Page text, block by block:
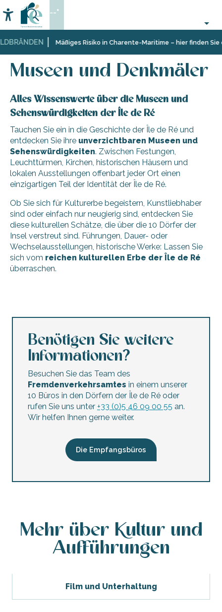
au
contenu
principal
Mäßiges Risiko in Charente-Maritime – hier finden Sie
Accessibilité
Suche
--°
Startseite
Organisieren
Aktivitäten
und
Sehenswürdigkeiten,
Kultur
Museen und Denkmäler
Museen und Denkmäler
Alles Wissenswerte über die Museen und
Sehenswürdigkeiten der Île de Ré
Tauchen Sie ein in die Geschichte der Île de Ré und
entdecken Sie ihre unverzichtbaren Museen und
Sehenswürdigkeiten. Zwischen Festungen,
Leuchttürmen, Kirchen, historischen Häusern und
lokalen Ausstellungen offenbart jeder Ort einen
einzigartigen Teil der Identität der Île de Ré.
Ob Sie sich für Kulturerbe begeistern, Kunstliebhaber
sind oder einfach nur neugierig sind, entdecken Sie
diese kulturellen Schätze, die über die 10 Dörfer der
Insel verstreut sind. Führungen, Dauer- oder
Wechselausstellungen, historische Werke: Lassen Sie
sich vom reichen kulturellen Erbe der Île de Ré
überraschen.
Redoute de Sablanceaux
Découvrez le port de nuit depuis l'observatoire de Saint-
Musée de la Maison du Fier: Ausstellung über die
Kirche St. Katharina La Flotte
Les écluses à poissons de Sainte-Marie-de-Ré
Kirche und Glockenturm Sternwarte von Saint-Martin de
Aquarium La Rochelle
Glockenturm
Benötigen Sie weitere
Informationen?
Besuchen Sie das Team des
Fremdenverkehrsamtes in einem unserer
10 Büros in den Dörfern der Île de Ré oder
rufen Sie uns unter +33 (0)5 46 09 00 55 an.
Wir helfen Ihnen gerne weiter.
Die Empfangsbüros
Mehr über Kultur und
Aufführungen
Film und Unterhaltung